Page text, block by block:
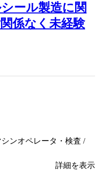
ール製造に関
係なく未経験
ンオペレータ・検査 /
詳細を表示